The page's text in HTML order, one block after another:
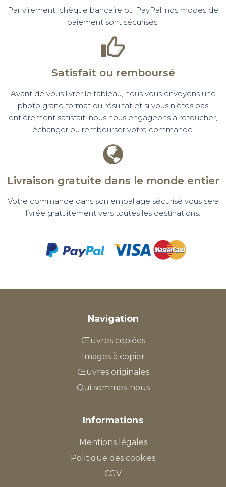
Par virement, chèque bancaire ou PayPal, nos modes de
paiement sont sécurisés.
Satisfait ou remboursé
Avant de vous livrer le tableau, nous vous envoyons une
photo grand format du résultat et si vous n'êtes pas
entièrement satisfait, nous nous engageons à retoucher,
échanger ou rembourser votre commande.
Livraison gratuite dans le monde entier
Votre commande dans son emballage sécurisé vous sera
livrée gratuitement vers toutes les destinations.
Navigation
Œuvres copiées
Images à copier
Œuvres originales
Qui sommes-nous
Informations
Mentions légales
Politique des cookies
CGV